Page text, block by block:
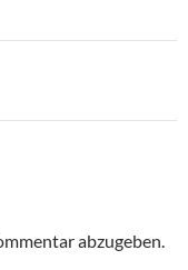
abzugeben.